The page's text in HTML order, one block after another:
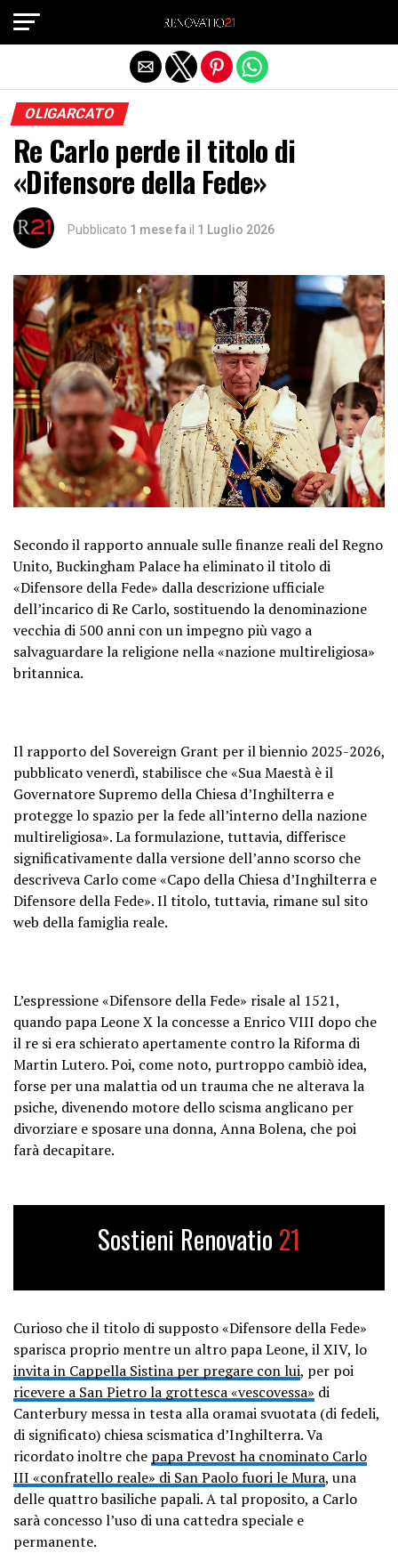
OLIGARCATO
Re Carlo perde il titolo di
«Difensore della Fede»
Pubblicato 1 mese fa il 1 Luglio 2026
Secondo il rapporto annuale sulle finanze reali del Regno
Unito, Buckingham Palace ha eliminato il titolo di
«Difensore della Fede» dalla descrizione ufficiale
dell’incarico di Re Carlo, sostituendo la denominazione
vecchia di 500 anni con un impegno più vago a
salvaguardare la religione nella «nazione multireligiosa»
britannica.
Il rapporto del Sovereign Grant per il biennio 2025-2026,
pubblicato venerdì, stabilisce che «Sua Maestà è il
Governatore Supremo della Chiesa d’Inghilterra e
protegge lo spazio per la fede all’interno della nazione
multireligiosa». La formulazione, tuttavia, differisce
significativamente dalla versione dell’anno scorso che
descriveva Carlo come «Capo della Chiesa d’Inghilterra e
Difensore della Fede». Il titolo, tuttavia, rimane sul sito
web della famiglia reale.
L’espressione «Difensore della Fede» risale al 1521,
quando papa Leone X la concesse a Enrico VIII dopo che
il re si era schierato apertamente contro la Riforma di
Martin Lutero. Poi, come noto, purtroppo cambiò idea,
forse per una malattia od un trauma che ne alterava la
psiche, divenendo motore dello scisma anglicano per
divorziare e sposare una donna, Anna Bolena, che poi
farà decapitare.
Sostieni Renovatio 21
Curioso che il titolo di supposto «Difensore della Fede»
sparisca proprio mentre un altro papa Leone, il XIV, lo
invita in Cappella Sistina per pregare con lui, per poi
ricevere a San Pietro la grottesca «vescovessa» di
Canterbury messa in testa alla oramai svuotata (di fedeli,
di significato) chiesa scismatica d’Inghilterra. Va
ricordato inoltre che papa Prevost ha cnominato Carlo
III «confratello reale» di San Paolo fuori le Mura, una
delle quattro basiliche papali. A tal proposito, a Carlo
sarà concesso l’uso di una cattedra speciale e
permanente.
Exit mobile version